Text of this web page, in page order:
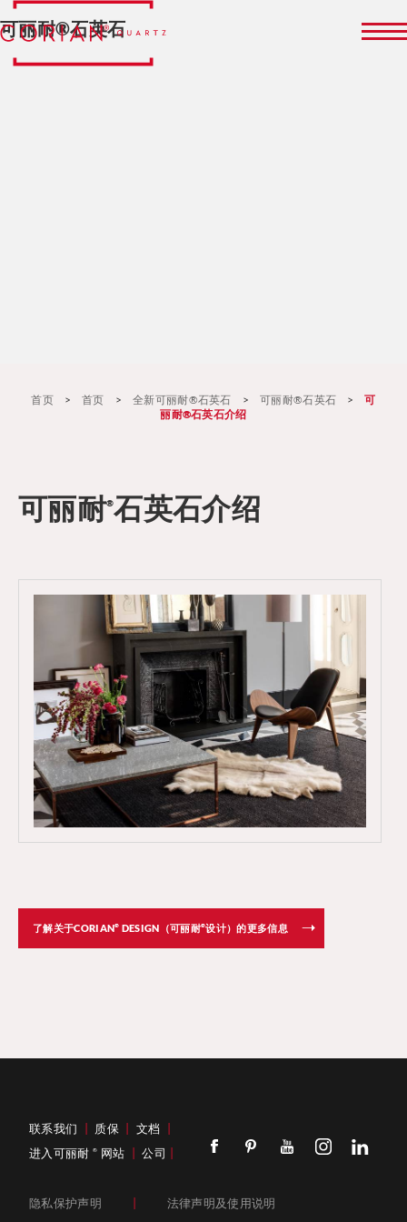
可丽耐®石英石
首页 > 首页 > 全新可丽耐®石英石 > 可丽耐®石英石 >
可
丽耐®石英石介绍
可丽耐®石英石介绍
了解关于CORIAN® DESIGN（可丽耐®设计）的更多信息
联系我们 质保 文档
进入可丽耐 ® 网站 公司
隐私保护声明 法律声明及使用说明